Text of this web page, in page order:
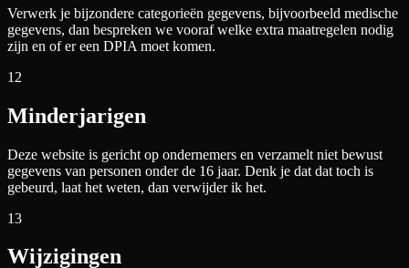
Verwerk je bijzondere categorieën gegevens, bijvoorbeeld medische
gegevens, dan bespreken we vooraf welke extra maatregelen nodig
zijn en of er een DPIA moet komen.
12
Minderjarigen
Deze website is gericht op ondernemers en verzamelt niet bewust
gegevens van personen onder de 16 jaar. Denk je dat dat toch is
gebeurd, laat het weten, dan verwijder ik het.
13
Wijzigingen